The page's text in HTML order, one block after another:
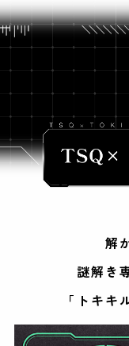
解
謎解き
「トキキ